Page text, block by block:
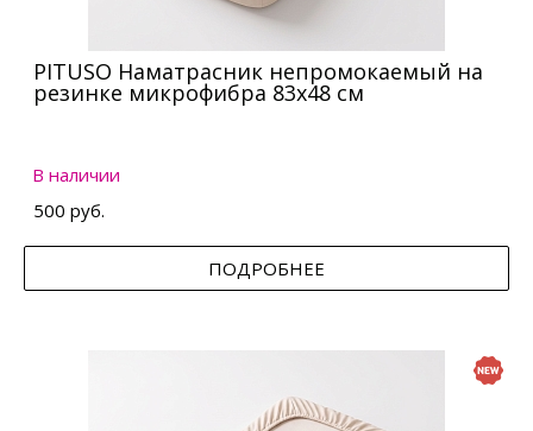
PITUSO Наматрасник непромокаемый на
резинке микрофибра 83х48 см
В наличии
500 руб.
ПОДРОБНЕЕ